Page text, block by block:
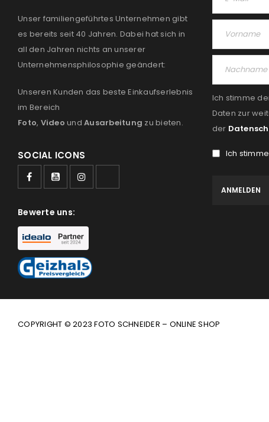
Unser familiengeführtes Unternehmen gibt
es bereits seit 40 Jahren. Dabei hat sich in
all den Jahren nichts an unserer
Unternehmensphilosophie geändert:
Unseren Kunden das beste Einkaufserlebnis
im Bereich
Foto, Video und Ausarbeitung zu bieten.
SOCIAL ICONS
Bewerte uns:
Ich stimme
Daten zur
der
Ich
COPYRIGHT © 2023 FOTO SCHNEIDER – ONLINE SHOP